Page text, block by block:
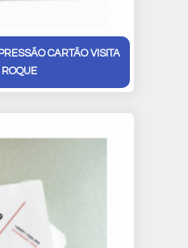
CARTÃO VISITA